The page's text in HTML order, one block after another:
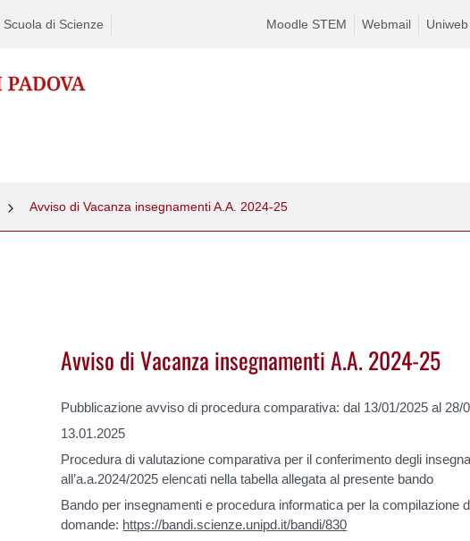
Scuola di Scienze Moodle STEM Webmail Uniweb
Avviso di Vacanza insegnamenti A.A. 2024-25
Avviso di Vacanza insegnamenti A.A. 2024-25
Pubblicazione avviso di procedura comparativa: dal 13/01/2025 al 28/
13.01.2025
Procedura di valutazione comparativa per il conferimento degli
all’a.a.2024/2025 elencati nella tabella allegata al presente bando
Bando per insegnamenti e procedura informatica per la compilazione
domande: https://bandi.scienze.unipd.it/bandi/830